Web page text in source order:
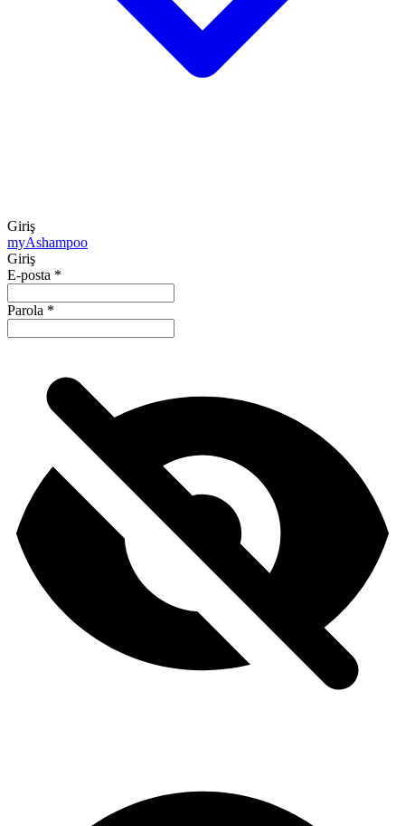
Giriş
myAshampoo
Giriş
E-posta *
Parola *